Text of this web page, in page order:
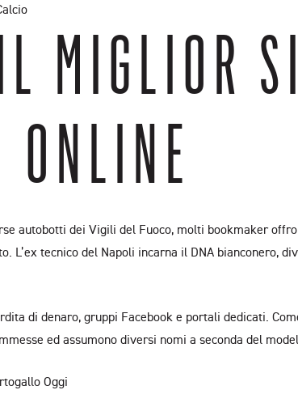
MIGLIOR
autobotti dei Vigili del Fuoco, molti bookmaker
L’ex tecnico del Napoli incarna il DNA bianconero,
di denaro, gruppi Facebook e portali dedicati.
ed assumono diversi nomi a seconda del
Oggi